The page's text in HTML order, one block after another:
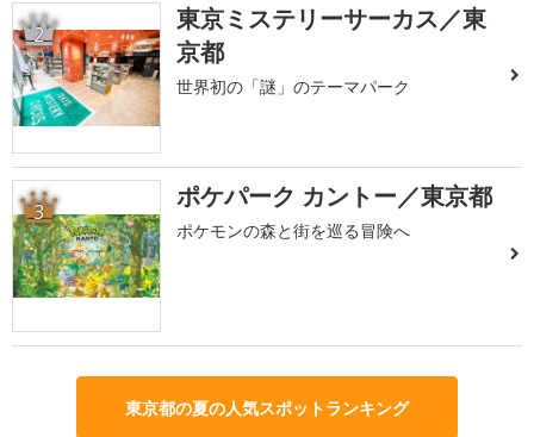
2
東京ミステリーサーカス／東
京都
世界初の「謎」のテーマパーク
3 ポケパーク カントー／東京都
ポケモンの森と街を巡る冒険へ
東京都の夏の人気スポットランキング